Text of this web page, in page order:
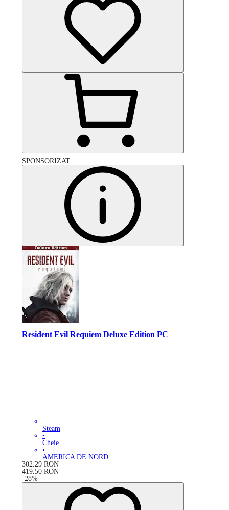
SPONSORIZAT
Resident Evil Requiem Deluxe Edition PC
Steam
•
Cheie
•
AMERICA DE NORD
302.29 RON
419.50 RON
-28%